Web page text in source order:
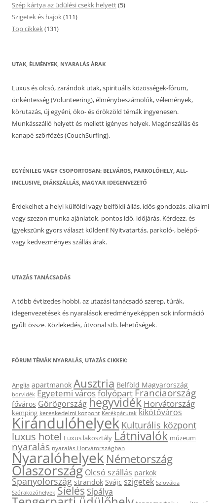
Szép kártya az üdülési csekk helyett(5)
Szigetek és hajok(111)
Top cikkek(131)
UTAK, ÉLMÉNYEK, NYARALÁS ÁRAK
Luxus és olcsó, zarándok utak, spirituális közösségek-fórum,
önkéntesség (Volunteering), élménybeszámolók, vélemények,
körutazás, új egyéni, öko- és örökzöld témák ingyenesen.
Munkásszálló helyett és mellett igényes helyek. Magánszállás és
kanapé-szörfözés (CouchSurfing).
EGYÉNILEG VAGY CSOPORTOSAN: BELVÁROS, PARKOLÓHELY, ALL-
INCLUSIVE, DIÁKSZÁLLÁS, MAGYAR IDEGENVEZETŐ
Érdekelhet a helyi külföldi vagy belföldi állás, idős-gondozás, alkalmi
vagy szezon munka ajánlatok, pontos idő, időjárás. Kérdezz, és
igyekszünk gyors választ küldeni! Nyitvatartás, parkoló-, belépő-
vagy kedvezményes szállás árak.
UTAZÁS TANÁCSADÁS
A több évtizedes hobbi, az utazási tanácsadó szerep, túrák,
idegenvezetések és nyaralások eredményeképpen sok információ
gyűlt össze. Közlekedés, útvonal stb. lehetőségek.
FÓRUM TÉMÁK NYARALÁS, UTAZÁS CIKKEK:
Anglia apartmanok Ausztria Belföld Magyarország
borvidék Egyetemi városfolyópartFranciaország
főváros Görögországhegyvidék Horvátország
kemping kereskedelmi központ Kerékpárutak kikötőváros
Kirándulóhelyek Kulturális központ
luxus hotel Luxus lakosztály Látnivalók múzeum
nyaralás nyaralás Horvátországban
Nyaralóhelyek Németország
Olaszország Olcsó szállás parkok
Spanyolország strandok Svájc szigetek Szlovákia
Szórakozóhelyek Síelés Sípálya